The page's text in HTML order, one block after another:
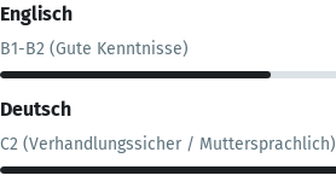
Englisch
B1-B2 (Gute Kenntnisse)
Deutsch
C2 (Verhandlungssicher / Muttersprachlich)